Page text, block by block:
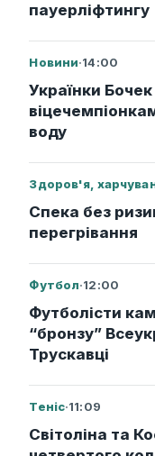
пауерліфтингу
Новини·14:00
Українки
воду
Здоров'я,
Спека без
перегрівання
Футбол·12:00
Футболісти
“бронзу”
Трускавці
Теніс·11:09
Світоліна та